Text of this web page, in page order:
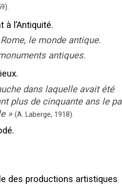
à l’Antiquité.
le monde antique.
antiques.
dans laquelle avait été
plus de cinquante ans le
» (A. Laberge, 1918).
des productions artistiques